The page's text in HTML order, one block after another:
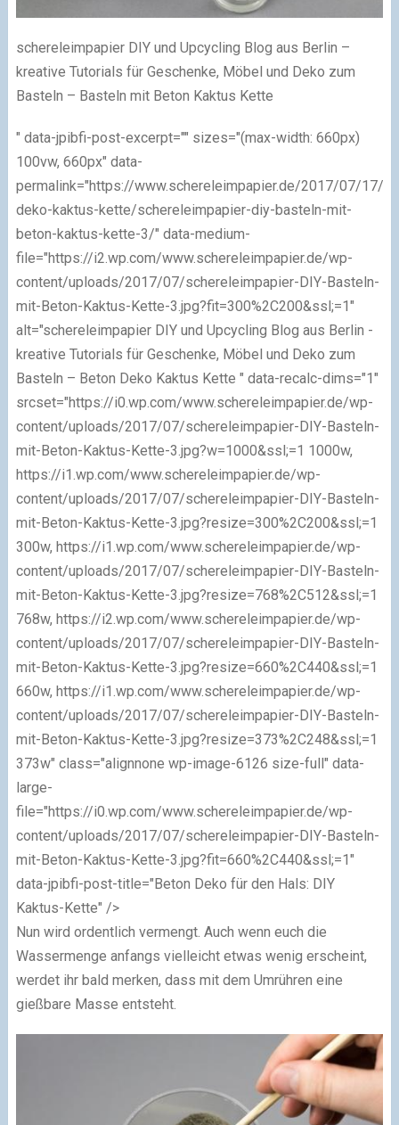
schereleimpapier DIY und Upcycling Blog aus Berlin –
kreative Tutorials für Geschenke, Möbel und Deko zum
Basteln – Basteln mit Beton Kaktus Kette
" data-jpibfi-post-excerpt="" sizes="(max-width: 660px)
100vw, 660px" data-
permalink="https://www.schereleimpapier.de/2017/07/17/
deko-kaktus-kette/schereleimpapier-diy-basteln-mit-
beton-kaktus-kette-3/" data-medium-
file="https://i2.wp.com/www.schereleimpapier.de/wp-
content/uploads/2017/07/schereleimpapier-DIY-Basteln-
mit-Beton-Kaktus-Kette-3.jpg?fit=300%2C200&ssl;=1"
alt="schereleimpapier DIY und Upcycling Blog aus Berlin -
kreative Tutorials für Geschenke, Möbel und Deko zum
Basteln – Beton Deko Kaktus Kette " data-recalc-dims="1"
srcset="https://i0.wp.com/www.schereleimpapier.de/wp-
content/uploads/2017/07/schereleimpapier-DIY-Basteln-
mit-Beton-Kaktus-Kette-3.jpg?w=1000&ssl;=1 1000w,
https://i1.wp.com/www.schereleimpapier.de/wp-
content/uploads/2017/07/schereleimpapier-DIY-Basteln-
mit-Beton-Kaktus-Kette-3.jpg?resize=300%2C200&ssl;=1
300w, https://i1.wp.com/www.schereleimpapier.de/wp-
content/uploads/2017/07/schereleimpapier-DIY-Basteln-
mit-Beton-Kaktus-Kette-3.jpg?resize=768%2C512&ssl;=1
768w, https://i2.wp.com/www.schereleimpapier.de/wp-
content/uploads/2017/07/schereleimpapier-DIY-Basteln-
mit-Beton-Kaktus-Kette-3.jpg?resize=660%2C440&ssl;=1
660w, https://i1.wp.com/www.schereleimpapier.de/wp-
content/uploads/2017/07/schereleimpapier-DIY-Basteln-
mit-Beton-Kaktus-Kette-3.jpg?resize=373%2C248&ssl;=1
373w" class="alignnone wp-image-6126 size-full" data-
large-
file="https://i0.wp.com/www.schereleimpapier.de/wp-
content/uploads/2017/07/schereleimpapier-DIY-Basteln-
mit-Beton-Kaktus-Kette-3.jpg?fit=660%2C440&ssl;=1"
data-jpibfi-post-title="Beton Deko für den Hals: DIY
Kaktus-Kette" />
Nun wird ordentlich vermengt. Auch wenn euch die
Wassermenge anfangs vielleicht etwas wenig erscheint,
werdet ihr bald merken, dass mit dem Umrühren eine
gießbare Masse entsteht.